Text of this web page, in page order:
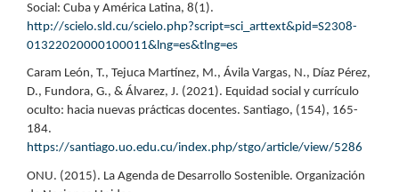
Social: Cuba y América Latina, 8(1).
http://scielo.sld.cu/scielo.php?script=sci_arttext&pid=S2308-
01322020000100011&lng=es&tlng=es
Caram León, T., Tejuca Martínez, M., Ávila Vargas, N., Díaz Pérez,
D., Fundora, G., & Álvarez, J. (2021). Equidad social y currículo
oculto: hacia nuevas prácticas docentes. Santiago, (154), 165-
184.
https://santiago.uo.edu.cu/index.php/stgo/article/view/5286
ONU. (2015). La Agenda de Desarrollo Sostenible. Organización